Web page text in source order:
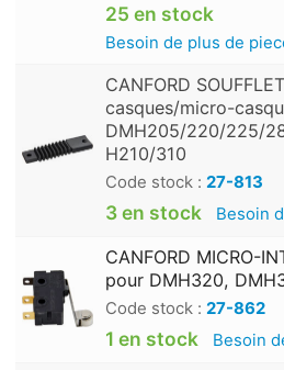
25 en stock
Besoin de plus de
CANFORD
casques/micro-
DMH205/220/225/
H210/310
Code stock : 27-813
3 en stock Besoin
CANFORD MICRO-
pour DMH320,
Code stock : 27-862
1 en stock Besoin